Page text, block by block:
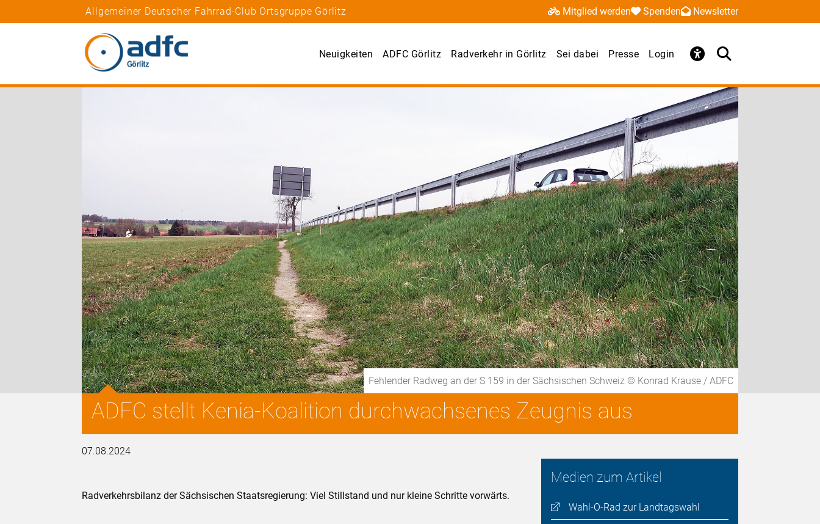
Allgemeiner Deutscher Fahrrad-Club Ortsgruppe Görlitz Mitglied werden Spenden Newsletter
Neuigkeiten ADFC Görlitz Radverkehr in Görlitz Sei dabei Presse Login
Fehlender Radweg an der S 159 in der Sächsischen Schweiz © Konrad Krause / ADFC
ADFC stellt Kenia-Koalition durchwachsenes Zeugnis aus
07.08.2024
Medien zum Artikel
Wahl-O-Rad zur Landtagswahl
Radverkehrsbilanz der Sächsischen Staatsregierung: Viel Stillstand und nur kleine Schritte vorwärts.